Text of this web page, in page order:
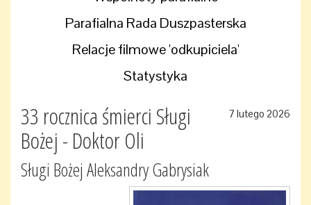
Parafialna Rada Duszpasterska
Relacje filmowe 'odkupiciela'
Statystyka
7 lutego 2026
33 rocznica śmierci Sługi
Bożej - Doktor Oli
Sługi Bożej Aleksandry Gabrysiak